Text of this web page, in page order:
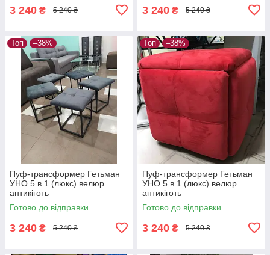
3 240 ₴ 5 240 ₴ 3 240 ₴ 5 240 ₴
Топ –38%
Пуф-трансформер Гетьман
УНО 5 в 1 (люкс) велюр
антикіготь
Готово до відправки
3 240 ₴ 5 240 ₴
Топ –38%
Пуф-трансформер Гетьман
УНО 5 в 1 (люкс) велюр
антикіготь
Готово до відправки
3 240 ₴ 5 240 ₴